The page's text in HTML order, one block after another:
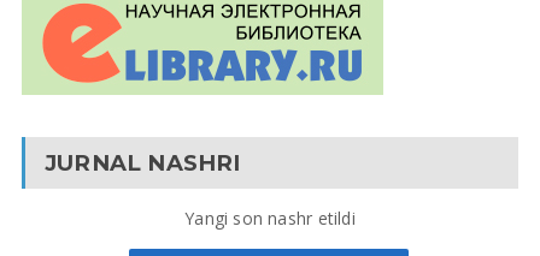
JURNAL NASHRI
Yangi son nashr etildi